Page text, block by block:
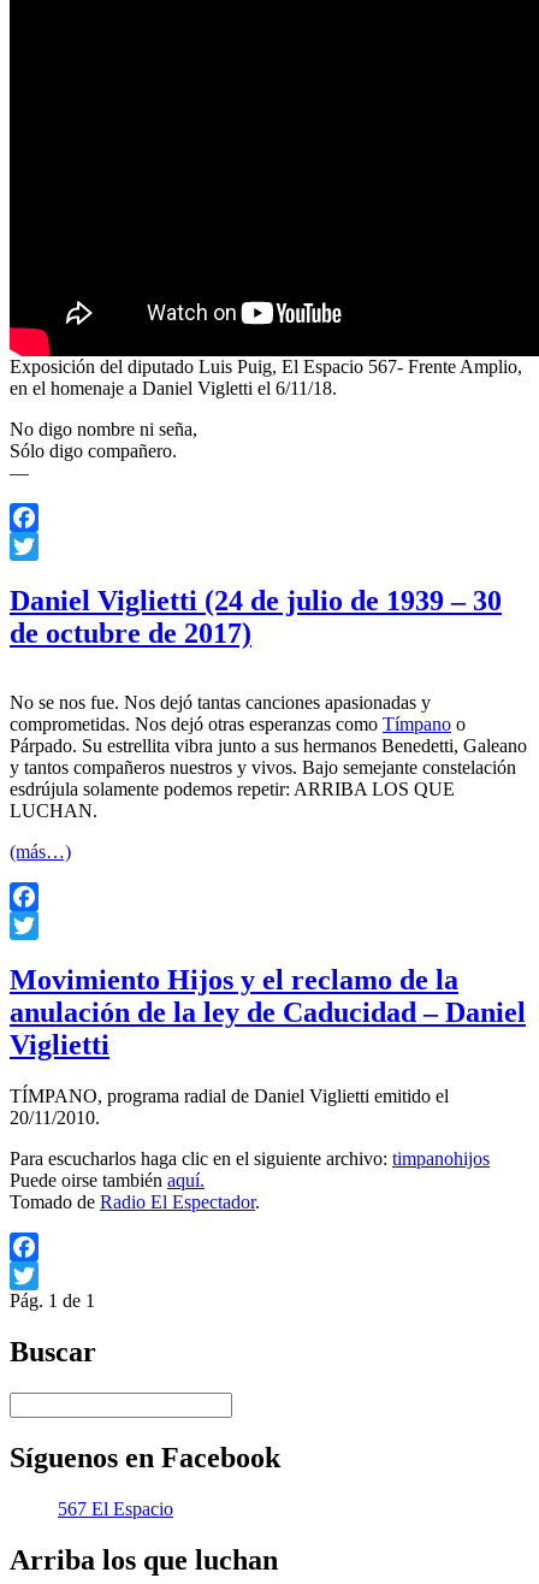
Exposición del diputado Luis Puig, El Espacio 567- Frente Amplio,
en el homenaje a Daniel Vigletti el 6/11/18.
No digo nombre ni seña,
Sólo digo compañero.
—
Facebook
Daniel Viglietti (24 de julio de 1939 – 30
de octubre de 2017)
No se nos fue. Nos dejó tantas canciones apasionadas y
comprometidas. Nos dejó otras esperanzas como Tímpano o
Párpado. Su estrellita vibra junto a sus hermanos Benedetti, Galeano
y tantos compañeros nuestros y vivos. Bajo semejante constelación
esdrújula solamente podemos repetir: ARRIBA LOS QUE
LUCHAN.
(más…)
Facebook
Movimiento Hijos y el reclamo de la
anulación de la ley de Caducidad – Daniel
Viglietti
TÍMPANO, programa radial de Daniel Viglietti emitido el
20/11/2010.
Para escucharlos haga clic en el siguiente archivo: timpanohijos
Puede oirse también aquí.
Tomado de Radio El Espectador.
Facebook
Twitter
Pág. 1 de 1
Buscar
Síguenos en Facebook
567 El Espacio
Arriba los que luchan